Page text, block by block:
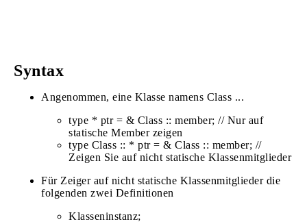
Syntax
Angenommen, eine Klasse namens Class ...
type * ptr = & Class :: member; // Nur auf
statische Member zeigen
type Class :: * ptr = & Class :: member; //
Zeigen Sie auf nicht statische Klassenmitglieder
Für Zeiger auf nicht statische Klassenmitglieder die
folgenden zwei Definitionen
Klasseninstanz;